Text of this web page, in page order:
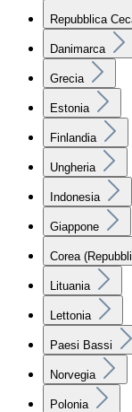
Repubblica
Danimarca
Grecia
Estonia
Finlandia
Ungheria
Indonesia
Giappone
Corea
Lituania
Lettonia
Paesi Bassi
Norvegia
Polonia